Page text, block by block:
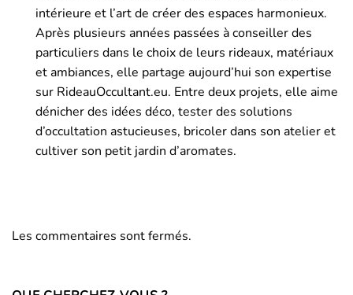
intérieure et l’art de créer des espaces harmonieux.
Après plusieurs années passées à conseiller des
particuliers dans le choix de leurs rideaux, matériaux
et ambiances, elle partage aujourd’hui son expertise
sur RideauOccultant.eu. Entre deux projets, elle aime
dénicher des idées déco, tester des solutions
d’occultation astucieuses, bricoler dans son atelier et
cultiver son petit jardin d’aromates.
Les commentaires sont fermés.